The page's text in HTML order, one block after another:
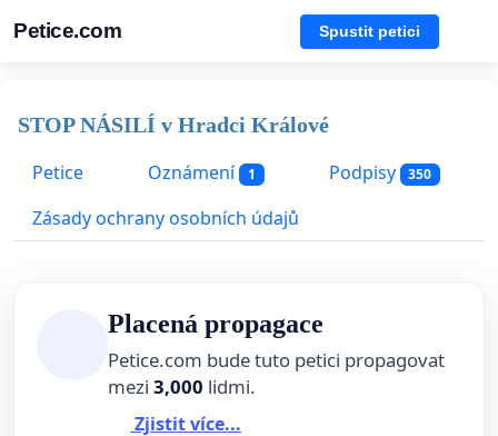
Petice.com Spustit petici
STOP NÁSILÍ v Hradci Králové
Petice
Oznámení 1 Podpisy 350
Zásady ochrany osobních údajů
Placená propagace
Petice.com bude tuto petici propagovat
mezi 3,000 lidmi.
Zjistit více...